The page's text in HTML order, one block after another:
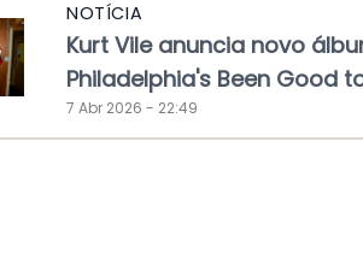
NOTÍCIA
Kurt Vile anuncia novo
Philadelphia's Been Good
7 Abr 2026 - 22:49